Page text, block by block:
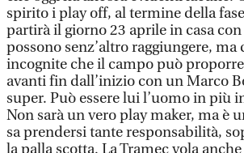
spirito i play off, al termine della
partirà il giorno 23 aprile in casa
possono senz’altro raggiungere, ma
incognite che il campo può
avanti fin dall’inizio con un Marco
super. Può essere lui l’uomo in più
Non sarà un vero play maker, ma è
sa prendersi tante responsabilità,
la palla scotta. La Tramec vola